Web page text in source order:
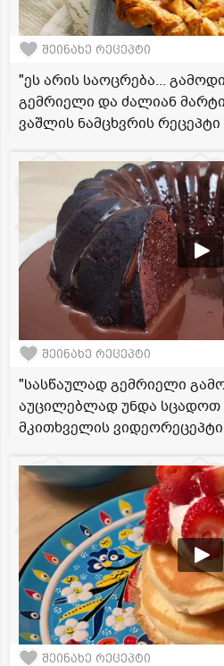
შეინახე რეცეპტი
"ეს არის საოცრება...
გემრიელი და ძალიან
ვაშლის ნამცხვრის რეცეპტი
შეინახე რეცეპტი
"სასწაულად გემრიელი
აუცილებლად უნდა სცადოთ
მკითხველის ვიდეორეცეპტი
შეინახე რეცეპტი